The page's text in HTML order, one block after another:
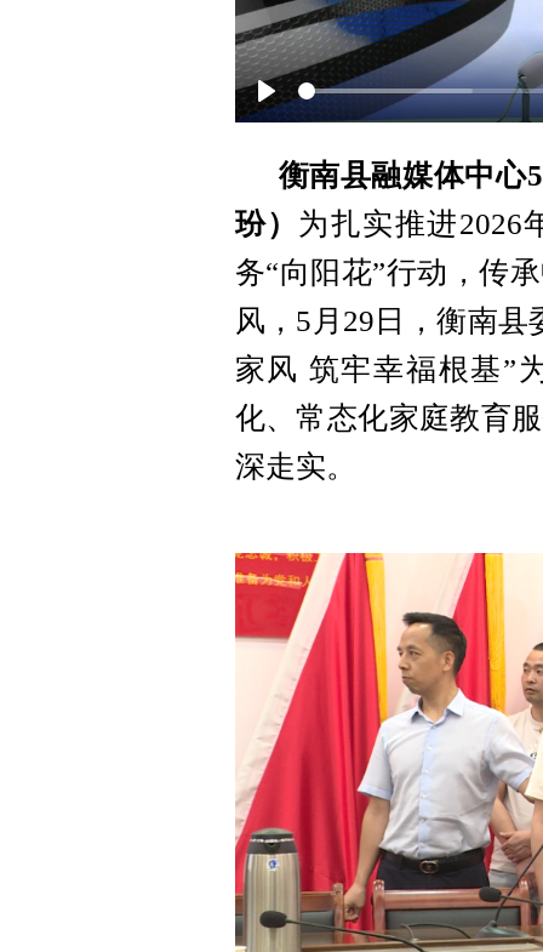
Play
衡南县融媒体中心
玢） 为扎实推进2026
务“向阳花”行动，传
风，5月29日，衡南
家风 筑牢幸福根基”
化、常态化家庭教育
深走实。